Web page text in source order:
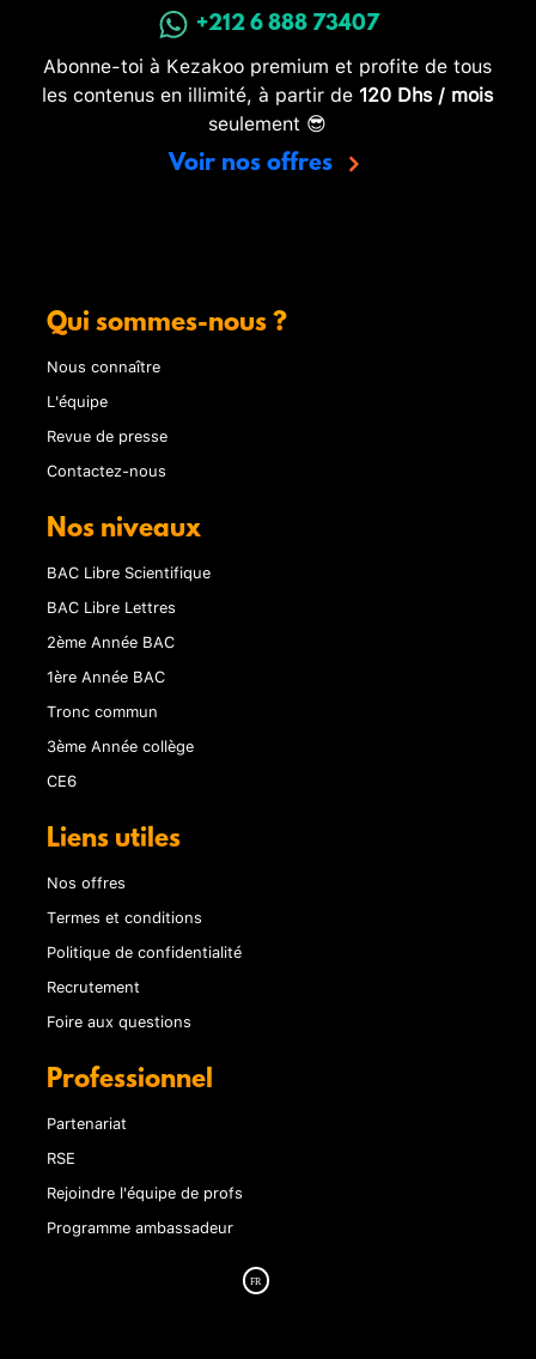
+212 6 888 73407
Abonne-toi à Kezakoo premium et profite de tous
les contenus en illimité, à partir de 120 Dhs / mois
seulement 😎
Voir nos offres
Qui sommes-nous ?
Nous connaître
L'équipe
Revue de presse
Contactez-nous
Nos niveaux
BAC Libre Scientifique
BAC Libre Lettres
2ème Année BAC
1ère Année BAC
Tronc commun
3ème Année collège
CE6
Liens utiles
Nos offres
Termes et conditions
Politique de confidentialité
Recrutement
Foire aux questions
Professionnel
Partenariat
RSE
Rejoindre l'équipe de profs
Programme ambassadeur